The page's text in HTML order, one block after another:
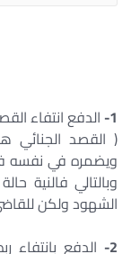
1- الدفع انتفاء
( القصد الجنائي
ويضمره في نفسه
وبالتالي فالنية
الشهود ولكن
2- الدفع بانتفاء